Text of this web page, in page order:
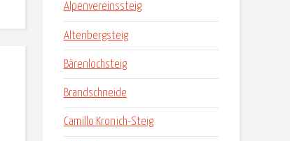
Alpenvereinssteig
Altenbergsteig
Bärenlochsteig
Brandschneide
Camillo Kronich-Steig